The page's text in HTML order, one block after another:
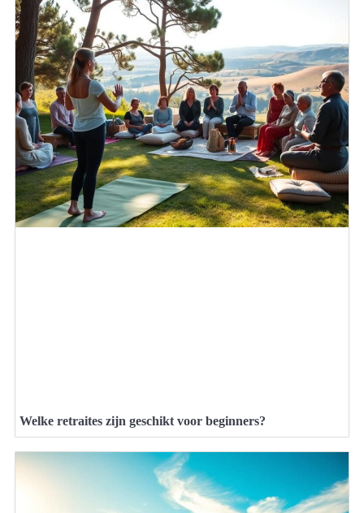
Welke retraites zijn geschikt voor beginners?